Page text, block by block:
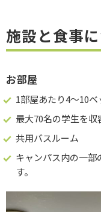
施設と食事
お部屋
1部屋あたり4～10ベ
最大70名の学生を
共用バスルーム
キャンパス内の一部
す。